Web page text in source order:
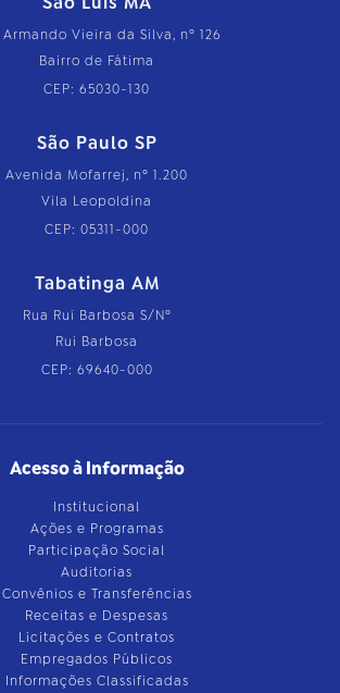
Armando Vieira da Silva, nº 126
Bairro de Fátima
CEP: 65030-130
São Paulo SP
Avenida Mofarrej, nº 1.200
Vila Leopoldina
CEP: 05311-000
Tabatinga AM
Rua Rui Barbosa S/Nº
Rui Barbosa
CEP: 69640-000
Acesso à Informação
Institucional
Ações e Programas
Participação Social
Auditorias
Convênios e Transferências
Receitas e Despesas
Licitações e Contratos
Empregados Públicos
Informações Classificadas